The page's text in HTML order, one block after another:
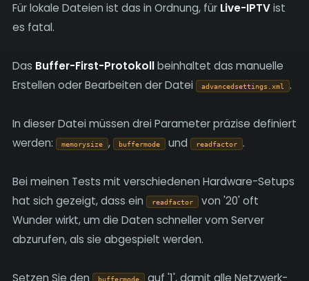
Für lokale Dateien ist das in Ordnung, für Live-IPTVist
es fatal.
Das Buffer-First-Protokollbeinhaltet das manuelle
Erstellen oder Bearbeiten der Datei
advancedsettings.xml .
In dieser Datei müssen drei Parameter präzise definiert
werden:
memorysize , buffermode und readfactor .
Bei meinen Tests mit verschiedenen Hardware-Setups
hat sich gezeigt, dass ein
readfactor
von '20' oft
Wunder wirkt, um die Daten schneller vom Server
abzurufen, als sie abgespielt werden.
Setzen Sie den buffermode
auf '1', damit alle Netzwerk-